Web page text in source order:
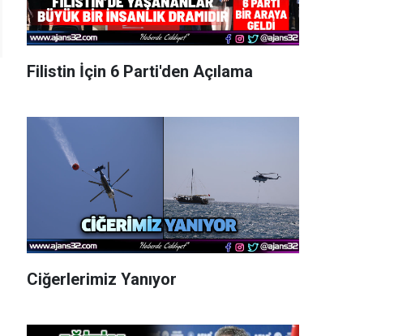
Filistin İçin 6 Parti'den Açılama
Ciğerlerimiz Yanıyor